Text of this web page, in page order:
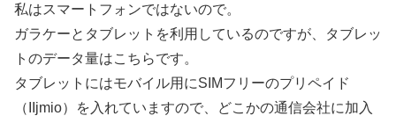
私はスマートフォンではないので。
ガラケーとタブレットを利用しているのですが、タブレッ
トのデータ量はこちらです。
タブレットにはモバイル用にSIMフリーのプリペイド
（IIjmio）を入れていますので、どこかの通信会社に加入